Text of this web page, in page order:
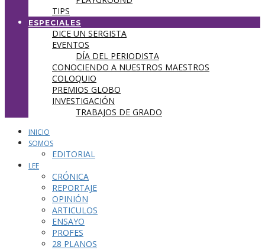
TIPS
ESPECIALES
DICE UN SERGISTA
EVENTOS
DÍA DEL PERIODISTA
CONOCIENDO A NUESTROS MAESTROS
COLOQUIO
PREMIOS GLOBO
INVESTIGACIÓN
TRABAJOS DE GRADO
INICIO
SOMOS
EDITORIAL
LEE
CRÓNICA
REPORTAJE
OPINIÓN
ARTICULOS
ENSAYO
PROFES
28 PLANOS